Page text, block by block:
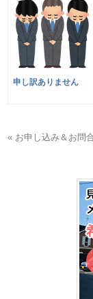
申し訳ありません
« お申し込み＆お問